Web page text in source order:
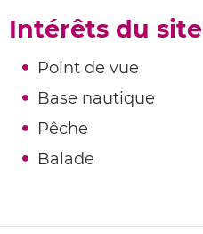
Intérêts du site
Point de vue
Base nautique
Pêche
Balade